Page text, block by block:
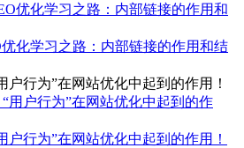
优化学习之路：内部链接的作用和结
户行为”在网站优化中起到的作用！
户行为”在网站优化中起到的作用！